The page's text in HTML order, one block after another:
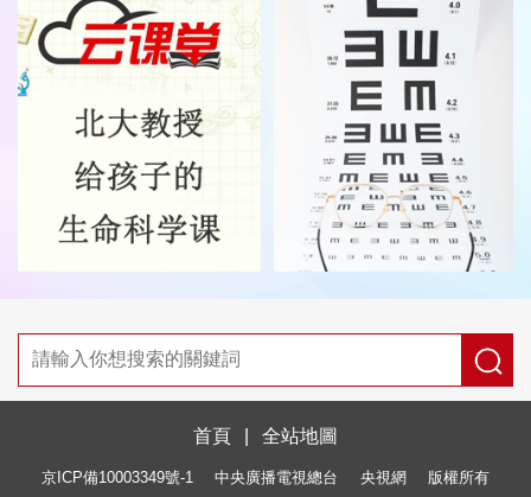
首頁 全站地圖
京ICP備10003349號-1 中央廣播電視總台 央視網 版權所有